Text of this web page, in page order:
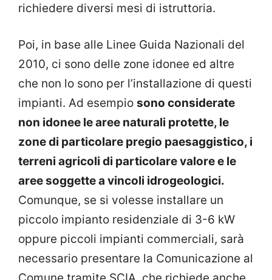
richiedere diversi mesi di istruttoria.
Poi, in base alle Linee Guida Nazionali del
2010, ci sono delle zone idonee ed altre
che non lo sono per l’installazione di questi
impianti. Ad esempio sono considerate
non idonee le aree naturali protette, le
zone di particolare pregio paesaggistico, i
terreni agricoli di particolare valore e le
aree soggette a vincoli idrogeologici.
Comunque, se si volesse installare un
piccolo impianto residenziale di 3-6 kW
oppure piccoli impianti commerciali, sarà
necessario presentare la Comunicazione al